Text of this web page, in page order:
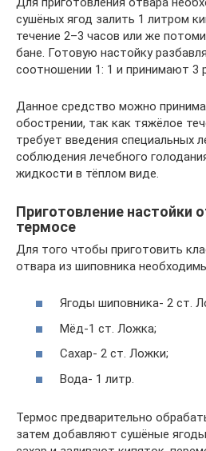
сушёных ягод залить 1 литром
течение 2–3 часов или же
бане. Готовую настойку
соотношении 1: 1 и принимают 3
Данное средство можно
обострении, так как тяжёлое
требует введения специальных
соблюдения лечебного
жидкости в тёплом виде.
Приготовление настойки
термосе
Для того чтобы приготовить
отвара из шиповника
Ягоды шиповника- 2 ст.
Мёд-1 ст. Ложка;
Сахар- 2 ст. Ложки;
Вода- 1 литр.
Термос предварительно
затем добавляют сушёные